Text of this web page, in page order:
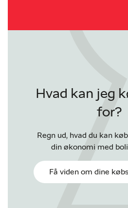
Hvad kan jeg
for?
Regn ud, hvad du kan
din økonomi med
Få viden om dine